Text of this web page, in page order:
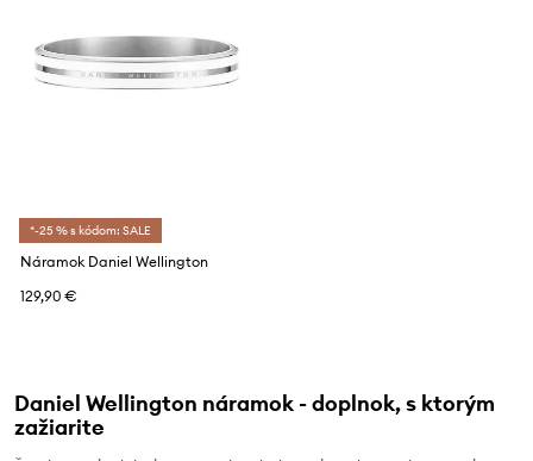
*-25 % s kódom: SALE
Náramok Daniel Wellington
129,90 €
Daniel Wellington náramok - doplnok, s ktorým
zažiarite